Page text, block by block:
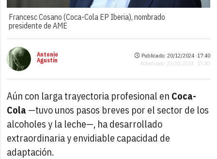
Francesc Cosano (Coca-Cola EP Iberia), nombrado
presidente de AME
Antonio
Agustín
Publicado: 20/12/2024 ·17:40
Actualizado: 20/12/2024 · 17:40
Aún con larga trayectoria profesional en Coca-
Cola —tuvo unos pasos breves por el sector de los
alcoholes y la leche—, ha desarrollado
extraordinaria y envidiable capacidad de
adaptación.